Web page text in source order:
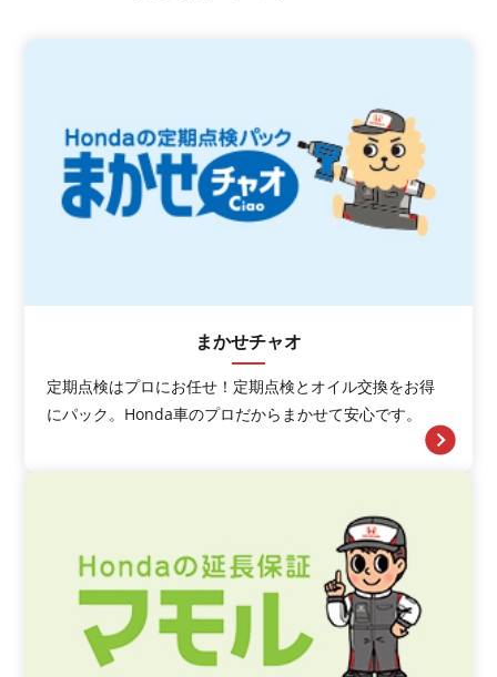
まかせチャオ
定期点検はプロにお任せ！定期点検とオイル交換をお得
にパック。Honda車のプロだからまかせて安心です。